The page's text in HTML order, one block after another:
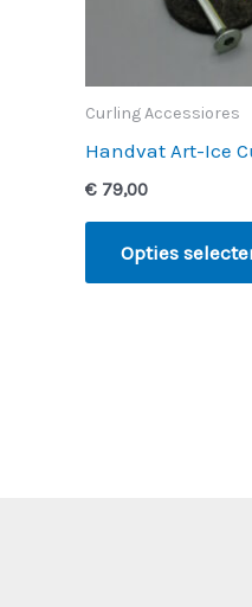
Curling Accessiores
Handvat Art-Ice
€ 79,00
Opties